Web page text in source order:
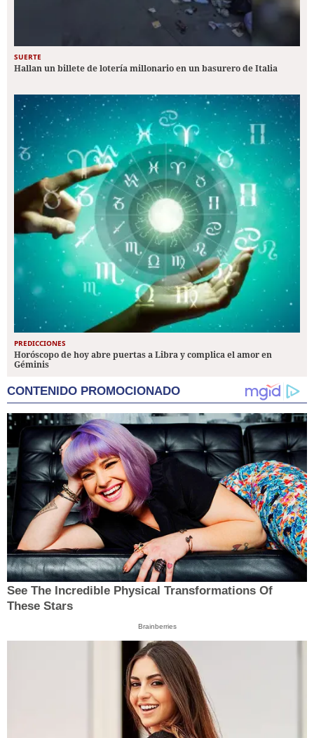
SUERTE
Hallan un billete de lotería millonario en un basurero de Italia
PREDICCIONES
Horóscopo de hoy abre puertas a Libra y complica el amor en
Géminis
CONTENIDO PROMOCIONADO
See The Incredible Physical Transformations Of
These Stars
Brainberries